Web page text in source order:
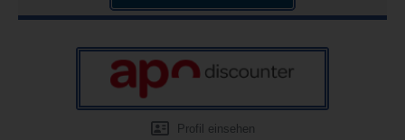
Profil einsehen